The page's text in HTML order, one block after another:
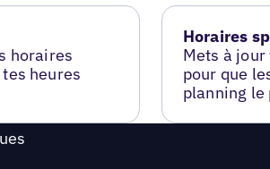
horaires
heures
Horaires
Mets à
pour que
planning le